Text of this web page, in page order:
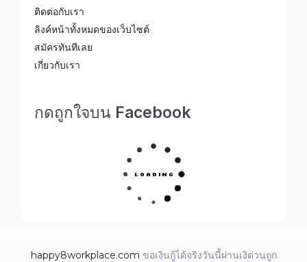
ติดต่อกับเรา
ลิงค์หน้าทั้งหมดของเว็บไซต์
สมัครทันทีเลย
เกี่ยวกับเรา
กดถูกใจบน Facebook
happy8workplace.com ขอเงินกู้ได้จริงวันนี้ผ่านเงิด่วนถูก